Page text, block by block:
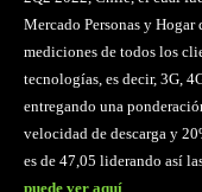
Mercado Personas y
mediciones de todos los
tecnologías, es decir, 3G,
entregando una
velocidad de descarga y
es de 47,05 liderando así
puede ver aquí